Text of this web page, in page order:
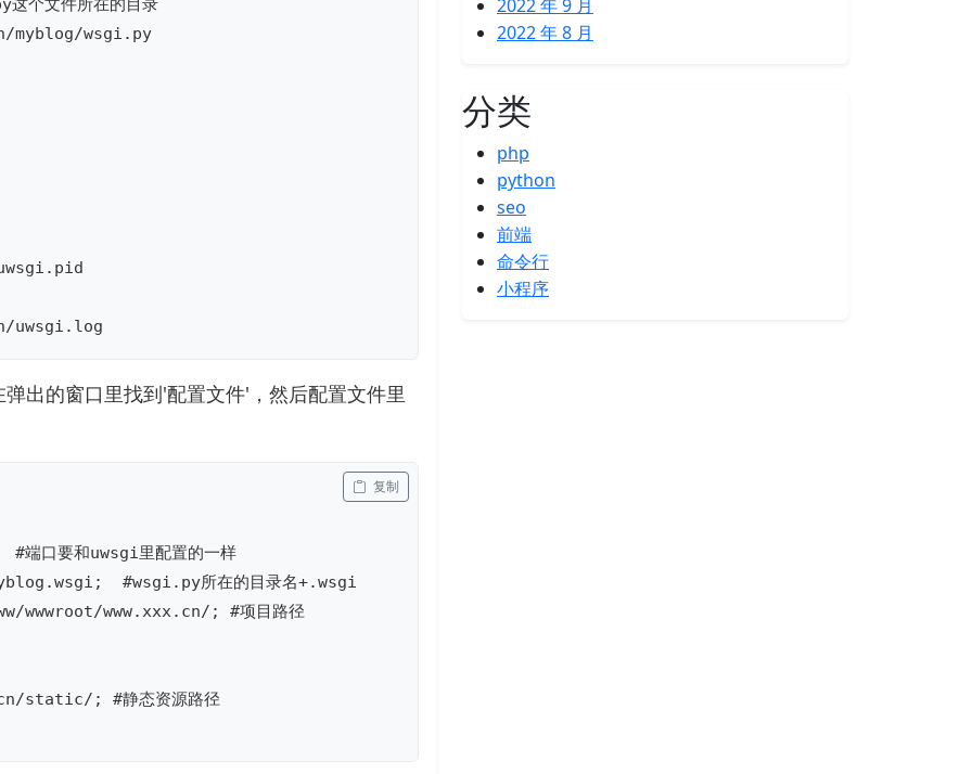
个文件所在的目录
myblog/wsgi.py
uwsgi.log
出的窗口里找到'配置文件'，然后配置文件里
要和uwsgi里配置的一样
#wsgi.py所在的目录名+.wsgi
www.xxx.cn/; #项目路径
; #静态资源路径
复制
2022 年 9 月
2022 年 8 月
分类
php
python
seo
前端
命令行
小程序